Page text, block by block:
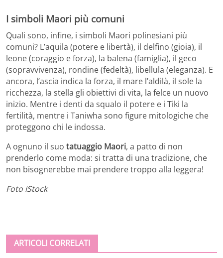
I simboli Maori più comuni
Quali sono, infine, i simboli Maori polinesiani più
comuni? L’aquila (potere e libertà), il delfino (gioia), il
leone (coraggio e forza), la balena (famiglia), il geco
(sopravvivenza), rondine (fedeltà), libellula (eleganza). E
ancora, l’ascia indica la forza, il mare l’aldilà, il sole la
ricchezza, la stella gli obiettivi di vita, la felce un nuovo
inizio. Mentre i denti da squalo il potere e i Tiki la
fertilità, mentre i Taniwha sono figure mitologiche che
proteggono chi le indossa.
A ognuno il suo tatuaggio Maori, a patto di non
prenderlo come moda: si tratta di una tradizione, che
non bisognerebbe mai prendere troppo alla leggera!
Foto iStock
ARTICOLI CORRELATI